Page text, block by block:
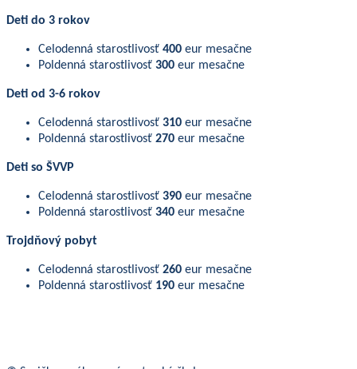
Deti do 3 rokov
Celodenná starostlivosť 400 eur mesačne
Poldenná starostlivosť 300 eur mesačne
Deti od 3-6 rokov
Celodenná starostlivosť 310 eur mesačne
Poldenná starostlivosť 270 eur mesačne
Deti so ŠVVP
Celodenná starostlivosť 390 eur mesačne
Poldenná starostlivosť 340 eur mesačne
Trojdňový pobyt
Celodenná starostlivosť 260 eur mesačne
Poldenná starostlivosť 190 eur mesačne